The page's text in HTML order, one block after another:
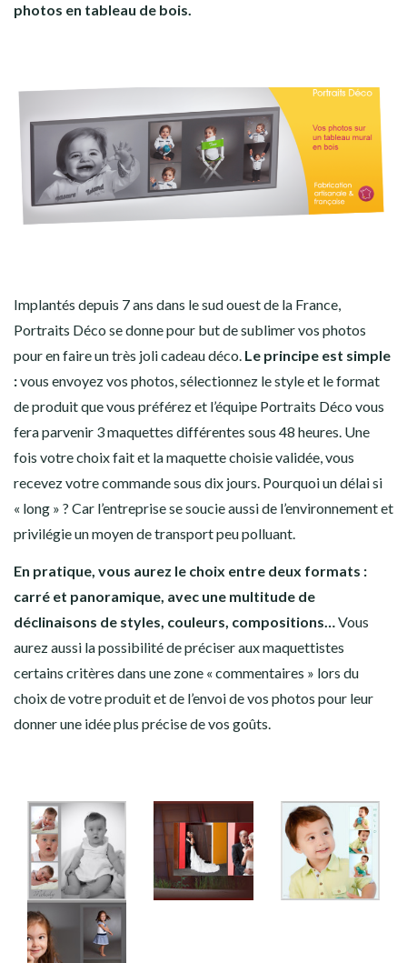
photos en tableau de bois.
Implantés depuis 7 ans dans le sud ouest de la France,
Portraits Déco se donne pour but de sublimer vos photos
pour en faire un très joli cadeau déco. Le principe est simple
:vous envoyez vos photos, sélectionnez le style et le format
de produit que vous préférez et l’équipe Portraits Déco vous
fera parvenir 3 maquettes différentes sous 48 heures. Une
fois votre choix fait et la maquette choisie validée, vous
recevez votre commande sous dix jours. Pourquoi un délai si
« long » ? Car l’entreprise se soucie aussi de l’environnement et
privilégie un moyen de transport peu polluant.
En pratique, vous aurez le choix entre deux formats :
carré et panoramique, avec une multitude de
déclinaisons de styles, couleurs, compositions…Vous
aurez aussi la possibilité de préciser aux maquettistes
certains critères dans une zone « commentaires » lors du
choix de votre produit et de l’envoi de vos photos pour leur
donner une idée plus précise de vos goûts.